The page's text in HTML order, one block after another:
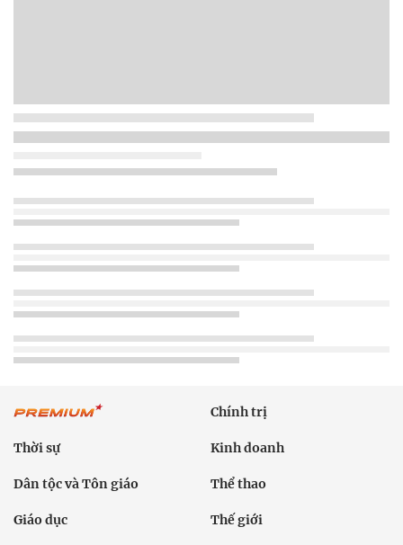
Chính trị
Thời sự Kinh doanh
Dân tộc và Tôn giáo Thể thao
Giáo dục Thế giới